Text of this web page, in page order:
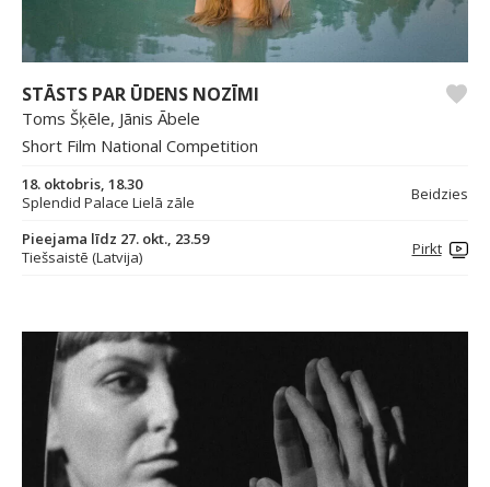
STĀSTS PAR ŪDENS NOZĪMI
Toms Šķēle, Jānis Ābele
Short Film National Competition
18. oktobris, 18.30
Splendid Palace Lielā zāle
Beidzies
Pieejama līdz 27. okt., 23.59
Tiešsaistē (Latvija)
Pirkt